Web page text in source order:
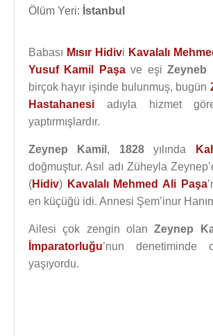
Ölüm Yeri: İstanbul
Babası Mısır Hidivi Kavalalı
Yusuf Kamil Paşave eşiZeyneb
birçok hayır işinde bulunmuş, bugün
Hastahanesi adıyla hizmet
yaptırmışlardır.
Zeynep Kamil , 1828yılında
doğmuştur. Asıl adı Züheyla
(Hidiv) Kavalalı Mehmed Ali Paşa
en küçüğü idi. Annesi Şem’inur
Ailesi çok zengin olanZeynep
İmparatorluğu’nun denetiminde
yaşıyordu.